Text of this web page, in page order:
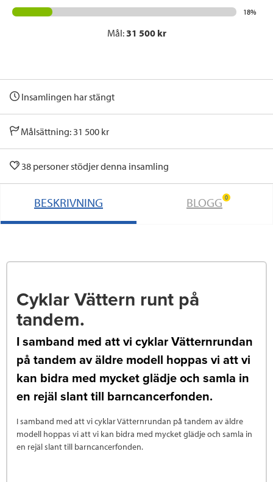
18%
Mål:31 500 kr
Insamlingen har stängt
Målsättning: 31 500 kr
38 personer stödjer denna insamling
BESKRIVNING BLOGG 0
Cyklar Vättern runt på
tandem.
I samband med att vi cyklar Vätternrundan
på tandem av äldre modell hoppas vi att vi
kan bidra med mycket glädje och samla in
en rejäl slant till barncancerfonden.
I samband med att vi cyklar Vätternrundan på tandem av äldre
modell hoppas vi att vi kan bidra med mycket glädje och samla in
en rejäl slant till barncancerfonden.